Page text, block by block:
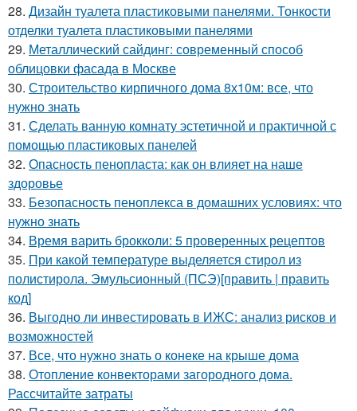
28. Дизайн туалета пластиковыми панелями. Тонкости
отделки туалета пластиковыми панелями
29. Металлический сайдинг: современный способ
облицовки фасада в Москве
30. Строительство кирпичного дома 8х10м: все, что
нужно знать
31. Сделать ванную комнату эстетичной и практичной с
помощью пластиковых панелей
32. Опасность пенопласта: как он влияет на наше
здоровье
33. Безопасность пеноплекса в домашних условиях: что
нужно знать
34. Время варить брокколи: 5 проверенных рецептов
35. При какой температуре выделяется стирол из
полистирола. Эмульсионный (ПСЭ)[править | править
код]
36. Выгодно ли инвестировать в ИЖС: анализ рисков и
возможностей
37. Все, что нужно знать о конеке на крыше дома
38. Отопление конвекторами загородного дома.
Рассчитайте затраты